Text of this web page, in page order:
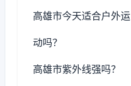
高雄市今天适合户外运
动吗？
高雄市紫外线强吗？